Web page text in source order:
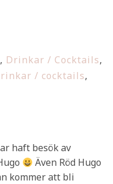
, Drinkar / Cocktails,
/ cocktails,
haft besök av
Även Röd Hugo
kommer att bli